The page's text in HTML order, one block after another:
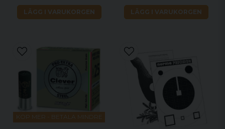
LÄGG I VARUKORGEN LÄGG I VARUKORGEN
KÖP MER - BETALA MINDRE